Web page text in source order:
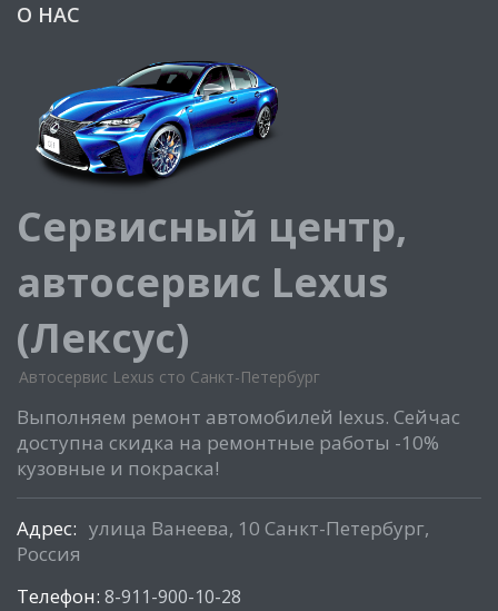
О НАС
Сервисный центр,
автосервис Lexus
(Лексус)
Автосервис Lexus сто Санкт-Петербург
Выполняем ремонт автомобилей lexus. Сейчас
доступна скидка на ремонтные работы -10%
кузовные и покраска!
Адрес: улица Ванеева, 10 Санкт-Петербург,
Россия
Телефон: 8-911-900-10-28